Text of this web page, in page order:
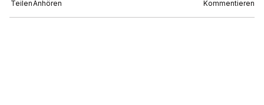
TeilenAnhören Kommentieren